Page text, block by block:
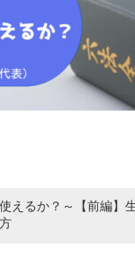
えるか？～【前編】